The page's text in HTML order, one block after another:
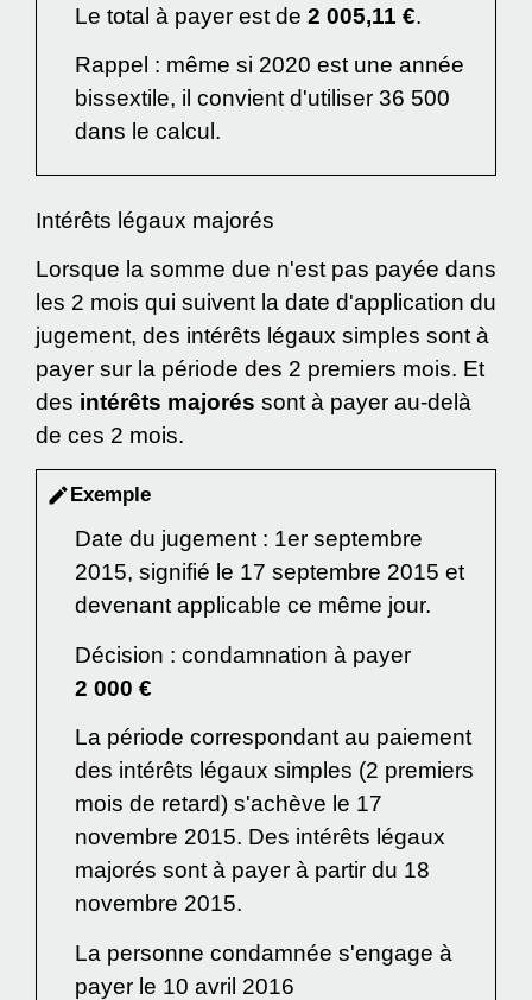
Le total à payer est de 2 005,11 €.
Rappel : même si 2020 est une année
bissextile, il convient d'utiliser 36 500
dans le calcul.
Intérêts légaux majorés
Lorsque la somme due n'est pas payée dans
les 2 mois qui suivent la date d'application du
jugement, des intérêts légaux simples sont à
payer sur la période des 2 premiers mois. Et
des intérêts majorés sont à payer au-delà
de ces 2 mois.
editExemple
Date du jugement : 1er septembre
2015, signifié le 17 septembre 2015 et
devenant applicable ce même jour.
Décision : condamnation à payer
2 000 €
La période correspondant au paiement
des intérêts légaux simples (2 premiers
mois de retard) s'achève le 17
novembre 2015. Des intérêts légaux
majorés sont à payer à partir du 18
novembre 2015.
La personne condamnée s'engage à
payer le 10 avril 2016